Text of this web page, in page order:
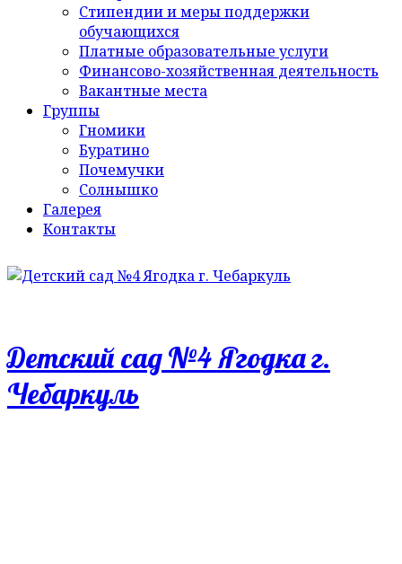
Стипендии и меры поддержки
обучающихся
Платные образовательные услуги
Финансово-хозяйственная деятельность
Вакантные места
Группы
Гномики
Буратино
Почемучки
Солнышко
Галерея
Контакты
Детский сад №4 Ягодка г.
Чебаркуль